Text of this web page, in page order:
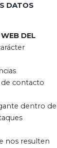
DATOS
DEL
de contacto
dentro de
nos resulten